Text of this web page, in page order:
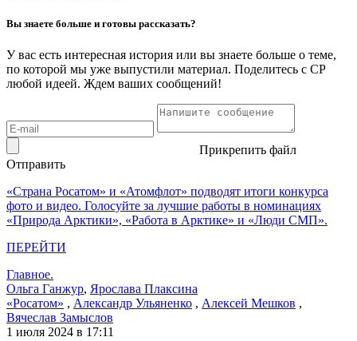
Вы знаете больше и готовы рассказать?
У вас есть интересная история или вы знаете больше о теме,
по которой мы уже выпустили материал. Поделитесь с СР
любой идеей. Ждем ваших сообщений!
Прикрепить файл
Отправить
«Страна Росатом» и «Атомфлот» подводят итоги конкурса
фото и видео. Голосуйте за лучшие работы в номинациях
«Природа Арктики», «Работа в Арктике» и «Люди СМП».
ПЕРЕЙТИ
Главное.
Ольга Ганжур, Ярослава Плаксина
«Росатом» , Александр Ульяненко , Алексей Мешков ,
Вячеслав Замыслов
1 июля 2024 в 17:11